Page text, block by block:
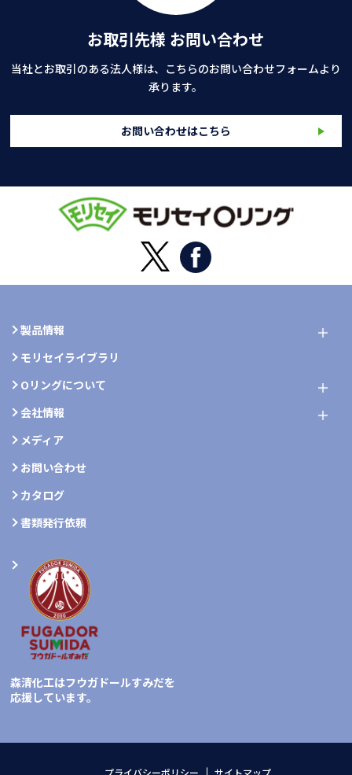
お取引先様 お問い合わせ
当社とお取引のある法人様は、こちらのお問い合わせフォームより
承ります。
お問い合わせはこちら
製品情報
モリセイライブラリ
Oリングについて
会社情報
メディア
お問い合わせ
カタログ
書類発行依頼
森清化工はフウガドールすみだを
応援しています。
プライバシーポリシー サイトマップ